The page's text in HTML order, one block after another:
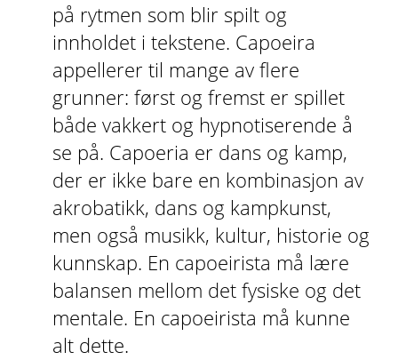
på rytmen som blir spilt og
innholdet i tekstene. Capoeira
appellerer til mange av flere
grunner: først og fremst er spillet
både vakkert og hypnotiserende å
se på. Capoeria er dans og kamp,
der er ikke bare en kombinasjon av
akrobatikk, dans og kampkunst,
men også musikk, kultur, historie og
kunnskap. En capoeirista må lære
balansen mellom det fysiske og det
mentale. En capoeirista må kunne
alt dette.